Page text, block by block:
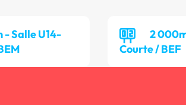
- Salle U14-
2
Courte / BEF